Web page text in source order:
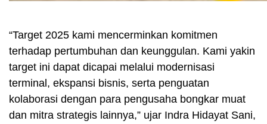
“Target 2025 kami mencerminkan komitmen
terhadap pertumbuhan dan keunggulan. Kami yakin
target ini dapat dicapai melalui modernisasi
terminal, ekspansi bisnis, serta penguatan
kolaborasi dengan para pengusaha bongkar muat
dan mitra strategis lainnya,” ujar Indra Hidayat Sani,